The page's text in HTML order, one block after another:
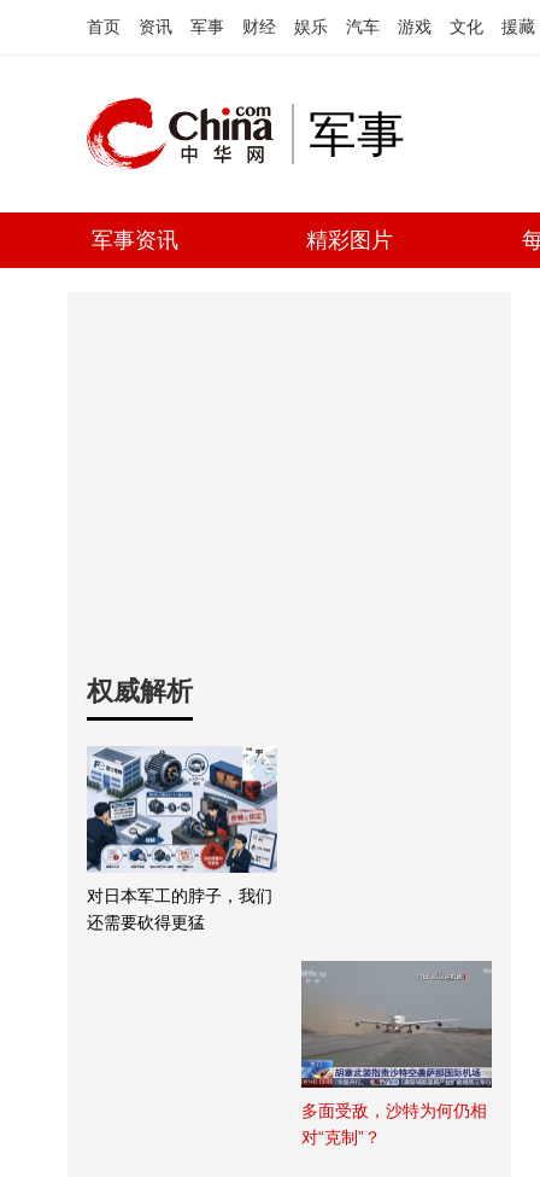
首页 资讯 军事 财经 娱乐 汽车 游戏 文化 援藏
军事
军事资讯 精彩图片
权威解析
对日本军工的脖子，我们
还需要砍得更猛
多面受敌，沙特为何仍相
对“克制”？